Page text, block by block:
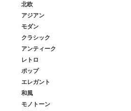
北欧
アジアン
モダン
クラシック
アンティーク
レトロ
ポップ
エレガント
和風
モノトーン